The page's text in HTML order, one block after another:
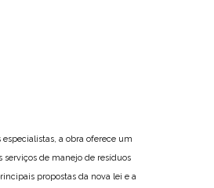
a obra oferece um
de manejo de resíduos
propostas da nova lei e a